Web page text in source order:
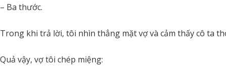
– Ba thước.
Trong khi trả lời, tôi nhìn thẳng mặt vợ và cảm thấy cô ta
Quả vậy, vợ tôi chép miệng: